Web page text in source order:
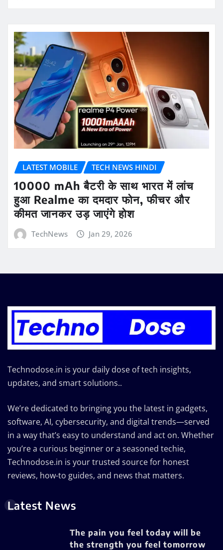
LATEST MOBILE TECH NEWS HINDI
10000 mAh बैटरी के साथ भारत में लांच
हुआ Realme का दमदार फोन, फीचर और
कीमत जानकर उड़ जाएंगे होश
TechNews Jan 29, 2026
Technodose.in is your daily dose of tech insights,
updates, and smart solutions..
We’re dedicated to bringing you the latest in gadgets,
software, AI, cybersecurity, and digital trends—served
in a way that’s easy to understand and act on. Whether
you’re a curious beginner or a seasoned techie,
Technodose.in is your trusted source for honest
reviews, how-to guides, and news that matters.
Latest News
The pain you feel today will be
the strength you feel tomorrow